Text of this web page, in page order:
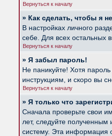
Вернуться к началу
» Как сделать, чтобы я
В настройках личного
себе. Для всех остальных
Вернуться к началу
» Я забыл пароль!
Не паникуйте! Хотя
инструкциям, и скоро вы
Вернуться к началу
» Я только что
Сначала проверьте свои
лет, следуйте
систему. Эта информация